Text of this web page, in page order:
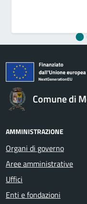
Comune di
AMMINISTRAZIONE
Organi di governo
Aree amministrative
Uffici
Enti e fondazioni